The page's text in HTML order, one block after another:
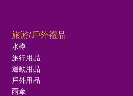
旅游/戶外禮品
水樽
旅行用品
運動用品
戶外用品
雨傘